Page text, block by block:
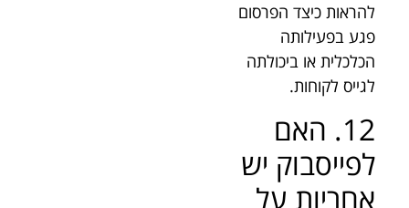
להראות כיצד הפרסום
פגע בפעילותה
הכלכלית או ביכולתה
לגייס לקוחות.
12. האם
לפייסבוק יש
אחריות על